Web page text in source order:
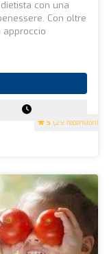
5 (29 recensioni)
con una
Con oltre
approccio